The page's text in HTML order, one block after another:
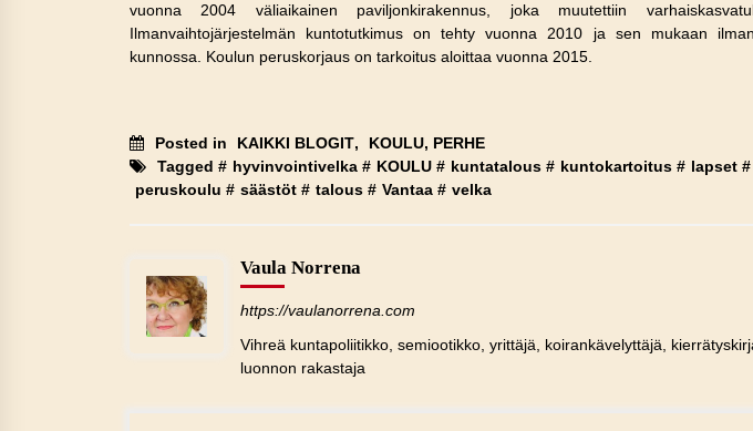
vuonna 2004 väliaikainen paviljonkirakennus, joka muutettiin
Ilmanvaihtojärjestelmän kuntotutkimus on tehty vuonna 2010 ja sen mukaan
kunnossa. Koulun peruskorjaus on tarkoitus aloittaa vuonna 2015.
Posted in KAIKKI BLOGIT,
KOULU, PERHE
Tagged # hyvinvointivelka # KOULU # kuntatalous # kuntokartoitus # lapset #
peruskoulu # säästöt # talous # Vantaa # velka
Vaula Norrena
https://vaulanorrena.com
Vihreä kuntapoliitikko, semiootikko, yrittäjä, koirankävelyttäjä,
luonnon rakastaja